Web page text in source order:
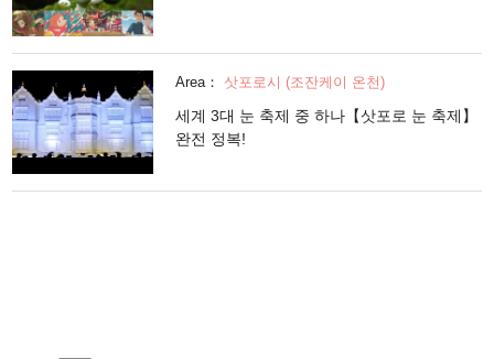
Area： 삿포로시 (조잔케이 온천)
세계 3대 눈 축제 중 하나【삿포로 눈 축제】
완전 정복!